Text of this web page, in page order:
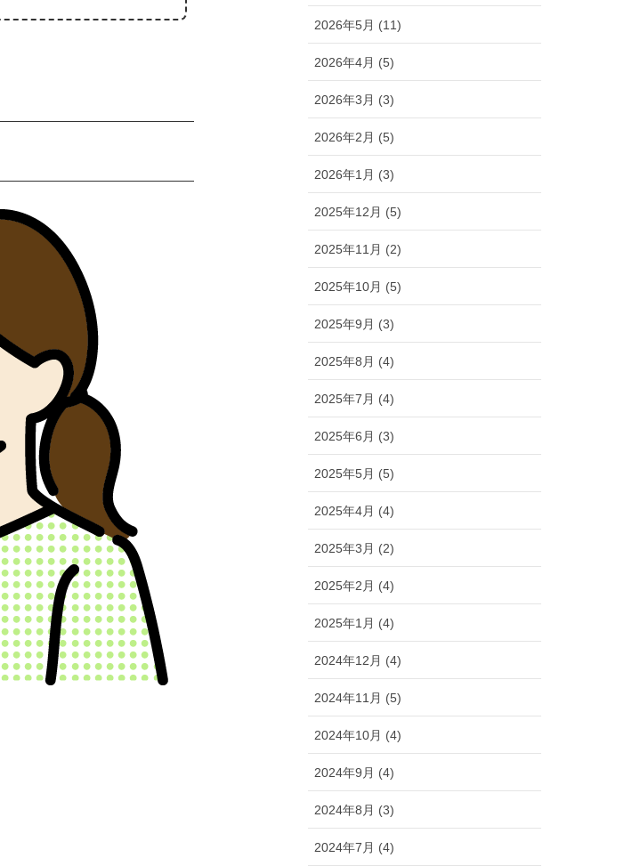
2026年5月 (11)
2026年4月 (5)
2026年3月 (3)
2026年2月 (5)
2026年1月 (3)
2025年12月 (5)
2025年11月 (2)
2025年10月 (5)
2025年9月 (3)
2025年8月 (4)
2025年7月 (4)
2025年6月 (3)
2025年5月 (5)
2025年4月 (4)
2025年3月 (2)
2025年2月 (4)
2025年1月 (4)
2024年12月 (4)
2024年11月 (5)
2024年10月 (4)
2024年9月 (4)
2024年8月 (3)
2024年7月 (4)